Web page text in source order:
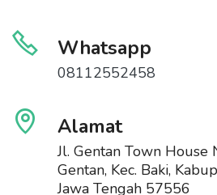
08112552458
Jl. Gentan Town House
Gentan, Kec. Baki,
Jawa Tengah 57556